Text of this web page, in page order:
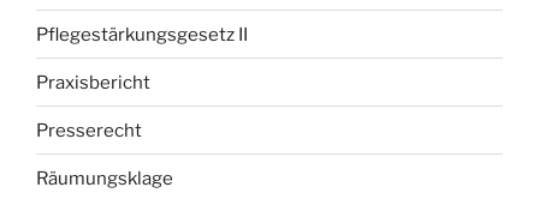
Pflegestärkungsgesetz II
Praxisbericht
Presserecht
Räumungsklage